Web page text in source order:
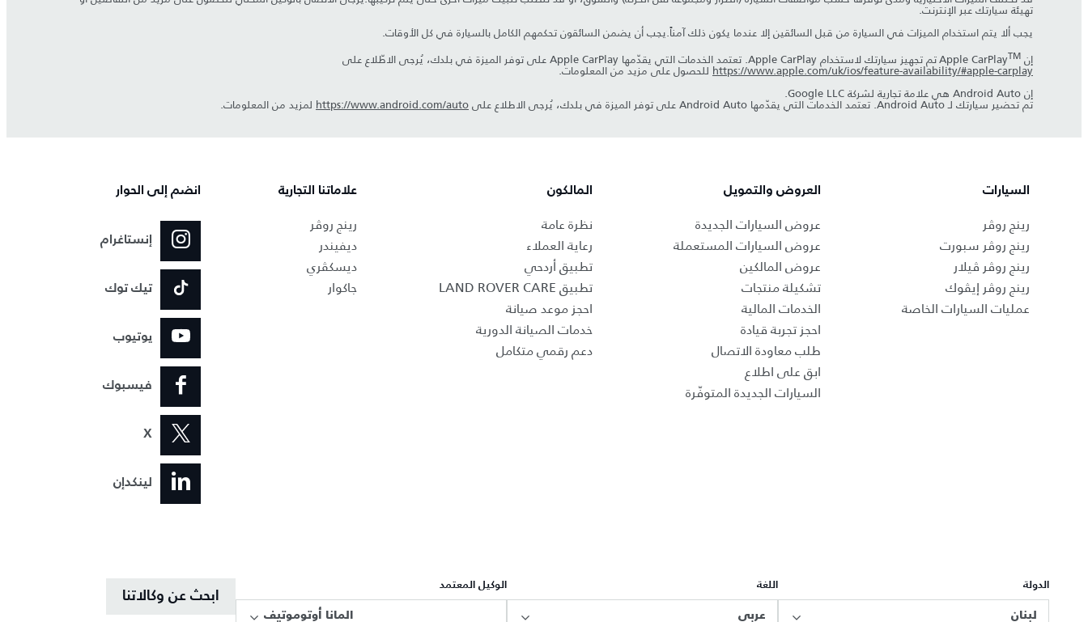
تهيئة سيارتك عبر الإنترنت.
يجب ألا يتم استخدام الميزات في السيارة من قبل السائقين إلا عندما يكون ذلك آمناً.يجب أن يضمن السائقون تحكمهم الكامل بالسيارة في كل الأوقات.
إن Apple CarPlay TM تم تجهيز سيارتك لاستخدام Apple CarPlay. تعتمد الخدمات التي يقدّمها Apple CarPlay على توفر الميزة في بلدك، يُرجى الاطّلاع على
https://www.apple.com/uk/ios/feature-availability/#apple-carplay للحصول على مزيد من المعلومات.
إن Android Auto هي علامة تجارية لشركة Google LLC.
تم تحضير سيارتك لـ Android Auto. تعتمد الخدمات التي يقدّمها Android Auto على توفر الميزة في بلدك، يُرجى الاطلاع على https://www.android.com/auto لمزيد من المعلومات.
السيارات
رينج روڤر
رينج روڤر سبورت
رينج روڤر ڤيلار
رينج روڤر إيڤوك
عمليات السيارات الخاصة
العروض والتمويل
عروض السيارات الجديدة
عروض السيارات المستعملة
عروض المالكين
تشكيلة منتجات
الخدمات المالية
احجز تجربة قيادة
طلب معاودة الاتصال
ابق على اطلاع
السيارات الجديدة المتوفّرة
المالكون
نظرة عامة
رعاية العملاء
تطبيق أردحي
تطبيق LAND ROVER CARE
احجز موعد صيانة
خدمات الصيانة الدورية
دعم رقمي متكامل
علاماتنا التجارية
رينج روڤر
ديفيندر
ديسكڤري
جاكوار
انضم إلى الحوار
إنستاغرام
تيك توك
يوتيوب
فيسبوك
X
لينكدإن
الدولة
لبنان
اللغة
عربي
الوكيل المعتمد
المانا أوتوموتيف
ابحث عن وكالاتنا